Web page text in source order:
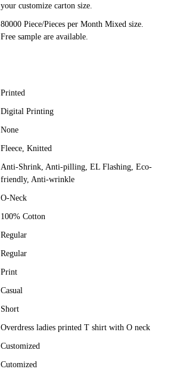
your customize carton size.
80000 Piece/Pieces per Month Mixed size.
Free sample are available.
Printed
Digital Printing
None
Fleece, Knitted
Anti-Shrink, Anti-pilling, EL Flashing, Eco-
friendly, Anti-wrinkle
O-Neck
100% Cotton
Regular
Regular
Print
Casual
Short
Overdress ladies printed T shirt with O neck
Customized
Cutomized